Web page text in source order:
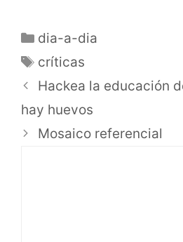
dia-a-dia
críticas
Hackea la educación
hay huevos
Mosaico referencial